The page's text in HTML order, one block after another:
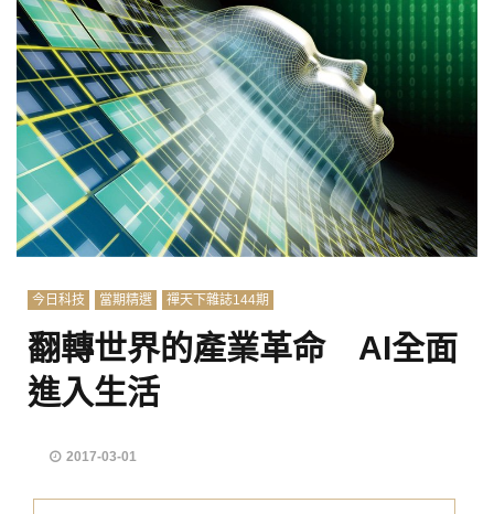
今日科技 當期精選 禪天下雜誌144期
翻轉世界的產業革命 AI全面
進入生活
2017-03-01